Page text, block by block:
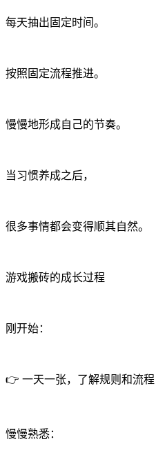
每天抽出固定时间。
按照固定流程推进。
慢慢地形成自己的节奏。
当习惯养成之后，
很多事情都会变得顺其自然。
游戏搬砖的成长过程
刚开始：
👉 一天一张，了解规则和流程
慢慢熟悉：